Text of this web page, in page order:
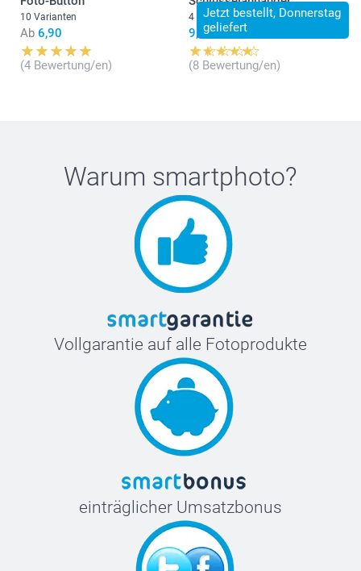
10 Varianten
Ab 6,90
(4 Bewertung/en)
Jetzt bestellt, Donnerstag
geliefert
4 Varianten
9,90
(8 Bewertung/en)
Warum smartphoto?
Vollgarantie auf alle Fotoprodukte
einträglicher Umsatzbonus